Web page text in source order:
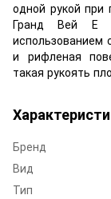
одной рукой
Гранд Вей Е
использованием
и рифленая
такая рукоять
Бренд
Вид
Тип